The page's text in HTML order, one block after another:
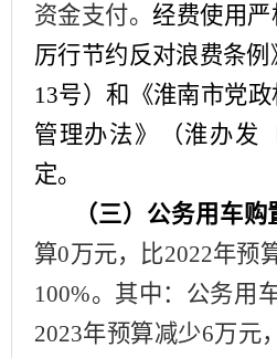
资金支付。经费使用
厉行节约反对浪费条例
13号）和《淮南市党
管理办法》（淮办发
定。
（三）公务用车
算0万元，比2022年预
100%。其中：公务用
2023年预算减少6万元